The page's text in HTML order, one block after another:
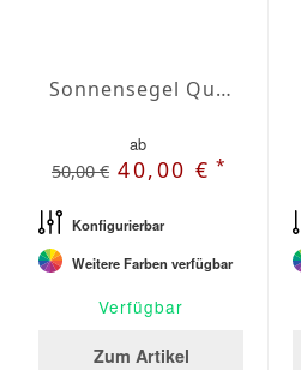
Sonnensegel Quadrat Wasserabweisend Olefin quadrat 2,5 x 2,5m
ab
50,00 € 40,00 €*
Konfigurierbar
Weitere Farben verfügbar
Verfügbar
Zum Artikel